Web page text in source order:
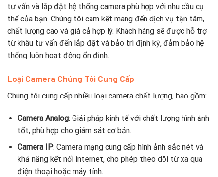
tư vấn và lắp đặt hệ thống camera phù hợp với nhu cầu cụ
thể của bạn. Chúng tôi cam kết mang đến dịch vụ tận tâm,
chất lượng cao và giá cả hợp lý. Khách hàng sẽ được hỗ trợ
từ khâu tư vấn đến lắp đặt và bảo trì định kỳ, đảm bảo hệ
thống luôn hoạt động ổn định.
Loại Camera Chúng Tôi Cung Cấp
Chúng tôi cung cấp nhiều loại camera chất lượng, bao gồm:
Camera Analog: Giải pháp kinh tế với chất lượng hình ảnh
tốt, phù hợp cho giám sát cơ bản.
Camera IP: Camera mạng cung cấp hình ảnh sắc nét và
khả năng kết nối internet, cho phép theo dõi từ xa qua
điện thoại hoặc máy tính.